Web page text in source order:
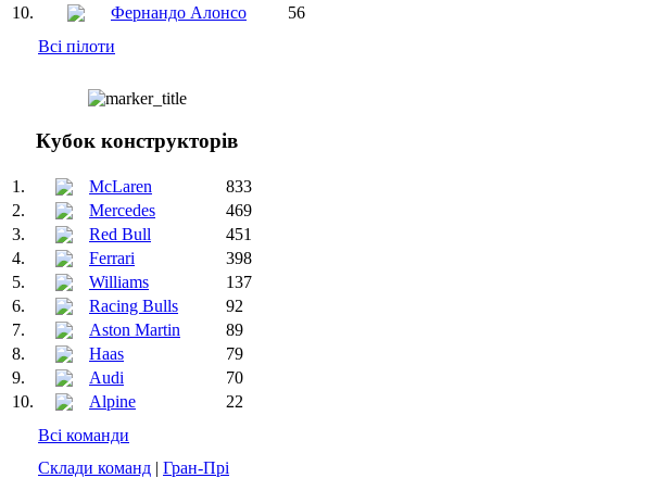
10.
Фернандо Алонсо
56
Всі пілоти
Кубок конструкторів
1. McLaren
833
2.
Mercedes
469
3.
Red Bull
451
4.
Ferrari
398
5.
Williams
137
6.
Racing Bulls
92
7.
Aston Martin
89
8.
Haas
79
9.
Audi
70
10.
Alpine
22
Всі команди
Склади команд | Гран-Прі